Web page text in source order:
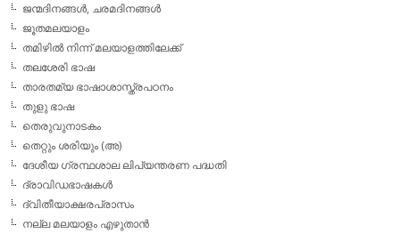
ജന്മദിനങ്ങള്‍, ചരമദിനങ്ങള്‍
ജൂതമലയാളം
തമിഴില്‍ നിന്ന് മലയാളത്തിലേക്ക്
തലശേരി ഭാഷ
താരതമ്യ ഭാഷാശാസ്ത്രപഠനം
തുളു ഭാഷ
തെരുവുനാടകം
തെറ്റും ശരിയും (അ)
ദേശീയ ഗ്രന്ഥശാല ലിപ്യന്തരണ പദ്ധതി
ദ്രാവിഡഭാഷകള്‍
ദ്വിതീയാക്ഷരപ്രാസം
നല്ല മലയാളം എഴുതാന്‍